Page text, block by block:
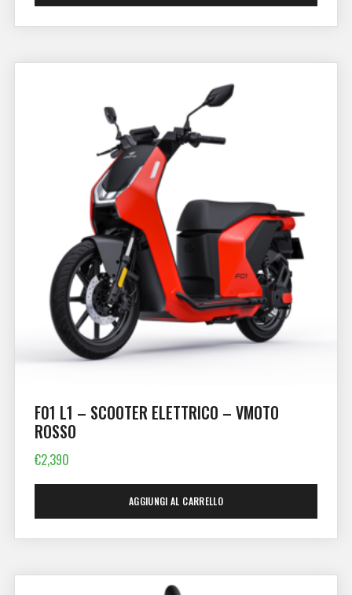
F01 L1 – SCOOTER ELETTRICO – VMOTO
ROSSO
€2,390
AGGIUNGI AL CARRELLO